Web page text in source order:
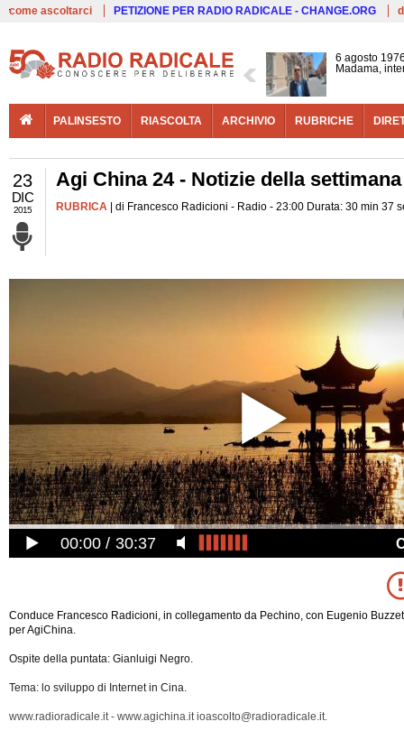
come ascoltarci PETIZIONE PER RADIO RADICALE - CHANGE.ORG
6 agosto
Madama,
PALINSESTO RIASCOLTA ARCHIVIO RUBRICHE
23
DIC
2015
Agi China 24 - Notizie della settimana
RUBRICA | di Francesco Radicioni - Radio - 23:00 Durata: 30 min 37
00:00 30:37
Conduce Francesco Radicioni, in collegamento da Pechino, con Eugenio
per AgiChina.
Ospite della puntata: Gianluigi Negro.
Tema: lo sviluppo di Internet in Cina.
www.radioradicale.it - www.agichina.it ioascolto@radioradicale.it.